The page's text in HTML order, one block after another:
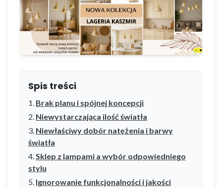
Spis treści
Brak planu i spójnej koncepcji
Niewystarczająca ilość światła
Niewłaściwy dobór natężenia i barwy
światła
Sklep z lampami a wybór odpowiedniego
stylu
Ignorowanie funkcjonalności i jakości